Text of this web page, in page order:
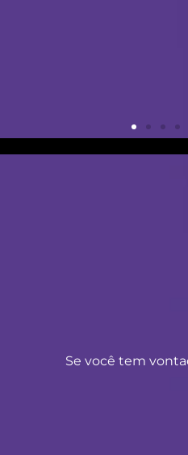
Se você tem